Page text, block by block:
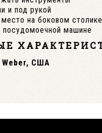
и под рукой
на боковом столике
машине
Weber, США